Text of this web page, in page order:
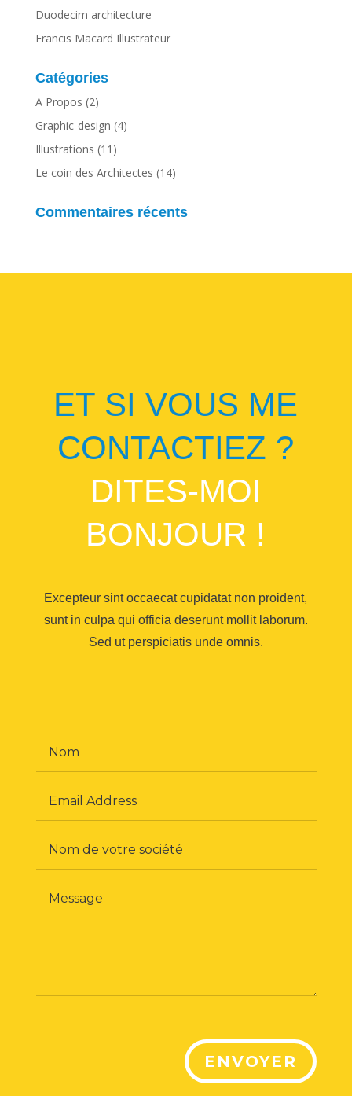
Duodecim architecture
Francis Macard Illustrateur
Catégories
A Propos (2)
Graphic-design (4)
Illustrations (11)
Le coin des Architectes (14)
Commentaires récents
ET SI VOUS ME
CONTACTIEZ ?
DITES-MOI
BONJOUR !
Excepteur sint occaecat cupidatat non proident,
sunt in culpa qui officia deserunt mollit laborum.
Sed ut perspiciatis unde omnis.
ENVOYER